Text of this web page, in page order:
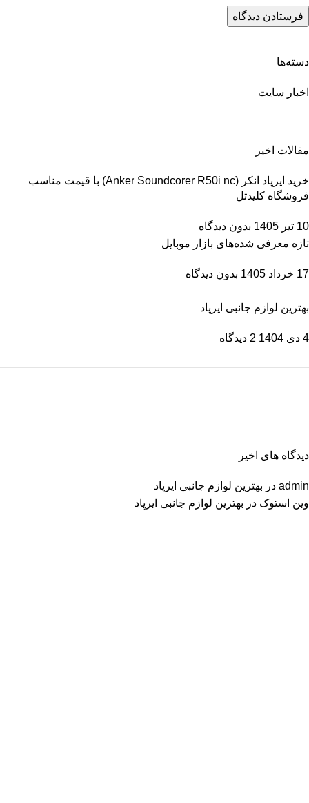
دسته‌ها
اخبار سایت
مقالات اخیر
خرید ایرپاد انکر (Anker Soundcorer R50i nc) با قیمت مناسب
فروشگاه کلیدتل
10 تیر 1405
بدون دیدگاه
تازه معرفی شده‌های بازار موبایل
17 خرداد 1405 بدون دیدگاه
بهترین لوازم جانبی ایرپاد
4 دی 1404 2 دیدگاه
HP Envy 34
To Shop
دیدگاه های اخیر
admin در بهترین لوازم جانبی ایرپاد
وین استوک در بهترین لوازم جانبی ایرپاد